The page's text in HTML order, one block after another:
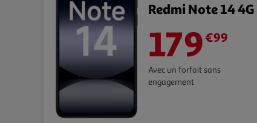
Redmi Note 14 4G
179€99
Avec un forfait sans
engagement